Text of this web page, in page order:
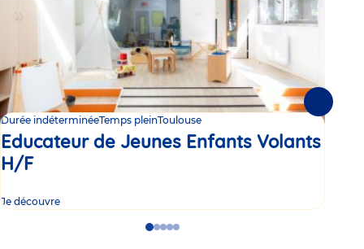
Durée indéterminéeTemps pleinToulouse
Educateur de Jeunes Enfants Volants
H/F
Je découvre
GoGoGo
GoGo